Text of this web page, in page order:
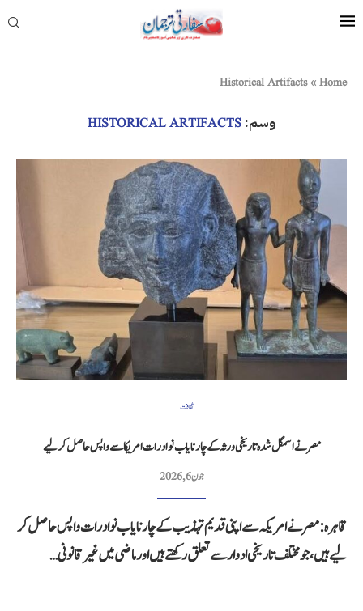
Home
»
Historical Artifacts
وسم: HISTORICAL ARTIFACTS
ثقافت
مصر نے اسمگل شدہ تاریخی ورثہ کے چار نایاب نوادرات امریکا سے واپس حاصل کر لیے
جون 6, 2026
قاہرہ: مصر نے امریکہ سے اپنی قدیم تہذیب کے چار نایاب نوادرات واپس حاصل کر
لیے ہیں، جو مختلف تاریخی ادوار سے تعلق رکھتے ہیں اور ماضی میں غیر قانونی…